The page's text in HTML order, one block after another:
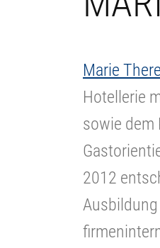
Marie
Hotellerie
sowie dem
2012
Ausbildung